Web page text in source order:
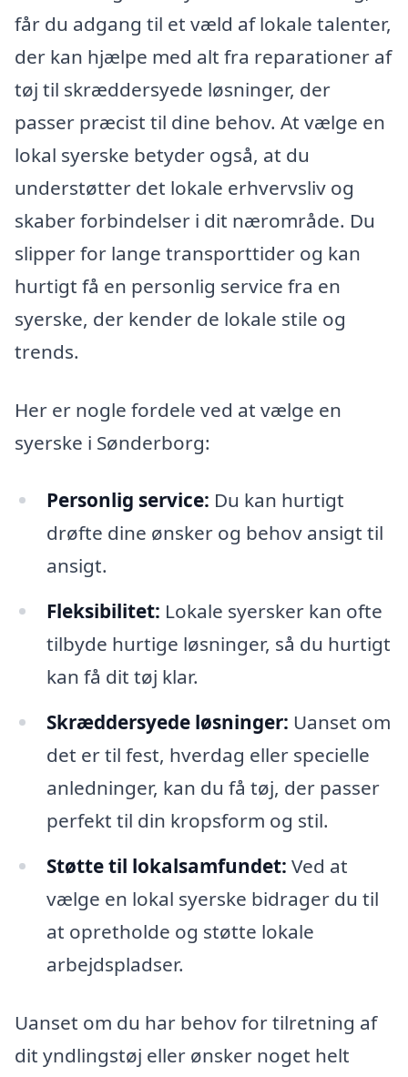
får du adgang til et væld af lokale talenter,
der kan hjælpe med alt fra reparationer af
tøj til skræddersyede løsninger, der
passer præcist til dine behov. At vælge en
lokal syerske betyder også, at du
understøtter det lokale erhvervsliv og
skaber forbindelser i dit nærområde. Du
slipper for lange transporttider og kan
hurtigt få en personlig service fra en
syerske, der kender de lokale stile og
trends.
Her er nogle fordele ved at vælge en
syerske i Sønderborg:
Personlig service: Du kan hurtigt
drøfte dine ønsker og behov ansigt til
ansigt.
Fleksibilitet: Lokale syersker kan ofte
tilbyde hurtige løsninger, så du hurtigt
kan få dit tøj klar.
Skræddersyede løsninger: Uanset om
det er til fest, hverdag eller specielle
anledninger, kan du få tøj, der passer
perfekt til din kropsform og stil.
Støtte til lokalsamfundet: Ved at
vælge en lokal syerske bidrager du til
at opretholde og støtte lokale
arbejdspladser.
Uanset om du har behov for tilretning af
dit yndlingstøj eller ønsker noget helt